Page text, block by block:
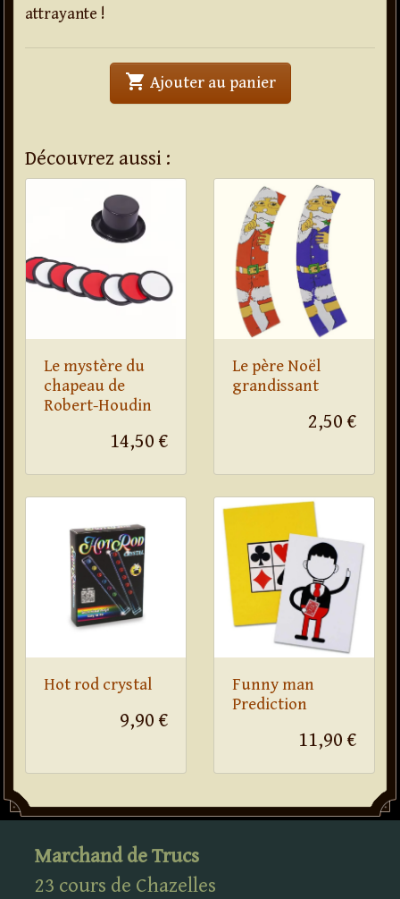
attrayante !
shopping_cart Ajouter au panier' . Mysterious
Découvrez aussi :
Le mystère du
chapeau de
Robert-Houdin
14,50 €
Le père Noël
grandissant
2,50 €
Hot rod crystal
9,90 €
Funny man
Prediction
11,90 €
Marchand de Trucs
23 cours de Chazelles